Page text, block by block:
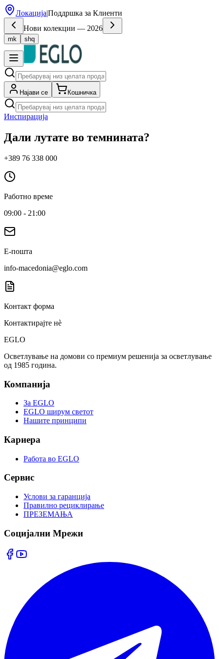
Локација|Поддршка за Клиенти
Нови колекции — 2026
mk shq
Најави се Кошничка
Инспирација
Дали лутате во темнината?
+389 76 338 000
Работно време
09:00 - 21:00
Е-пошта
info-macedonia@eglo.com
Контакт форма
Контактирајте нè
EGLO
Осветлување на домови со премиум решенија за осветлување
од 1985 година.
Компанија
За EGLO
EGLO ширум светот
Нашите принципи
Кариера
Работа во EGLO
Сервис
Услови за гаранција
Правилно рециклирање
ПРЕЗЕМАЊА
Социјални Мрежи